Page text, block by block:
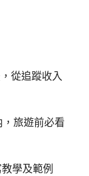
從追蹤收入
，旅遊前必看
學及範例